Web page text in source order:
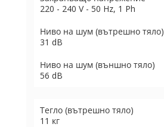
220 - 240 V - 50 Hz, 1 Ph
Ниво на шум (вътрешно тяло)
31 dB
Ниво на шум (външно тяло)
56 dB
Тегло (вътрешно тяло)
11 кг